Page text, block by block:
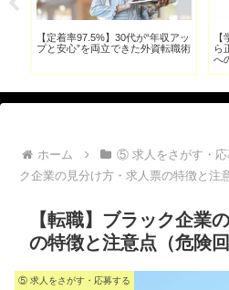
【定着率97.5%】30代が“年収アッ
プと安心”を両立できた外資転職術
ら
へ
ホーム ⑤ 求人をさがす・応
ク企業の見分け方・求人票の特徴と注
【転職】ブラック企業
の特徴と注意点（危険回
⑤ 求人をさがす・応募する